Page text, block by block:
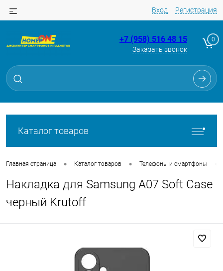
Вход Регистрация
+7 (958) 516 48 15
Заказать звонок
0
Каталог товаров
Главная страница • Каталог товаров • Телефоны и смартфоны
Накладка для Samsung A07 Soft Case
черный Krutoff
Для клиентов всех банков
Разбейте
без переплат
Сегодня